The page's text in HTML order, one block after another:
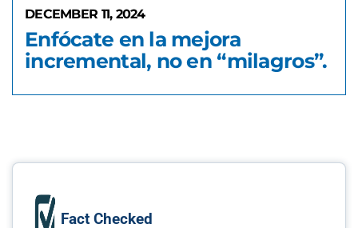
DECEMBER 11, 2024
Enfócate en la mejora
incremental, no en “milagros”.
Fact Checked